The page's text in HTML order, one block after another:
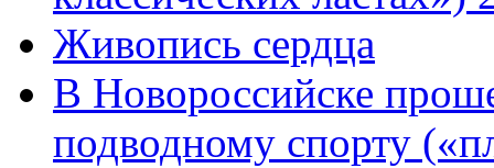
Живопись сердца
В Новороссийске
подводному спорту